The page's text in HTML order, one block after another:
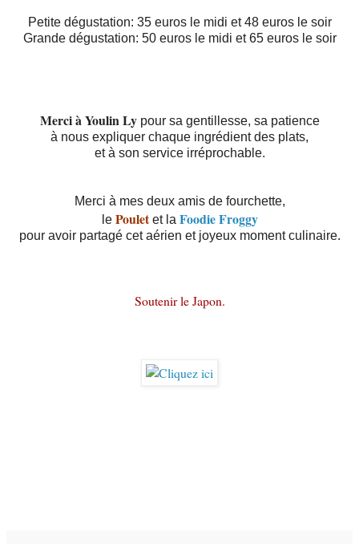
Petite dégustation: 35 euros le midi et 48 euros le soir
Grande dégustation: 50 euros le midi et 65 euros le soir
Merci à Youlin Lypour sa gentillesse, sa patience
à nous expliquer chaque ingrédient des plats,
et à son service irréprochable.
Merci à mes deux amis de fourchette,
le Poulet et la Foodie Froggy
pour avoir partagé cet aérien et joyeux moment culinaire.
Soutenir le Japon.